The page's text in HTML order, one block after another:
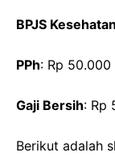
BPJS Kesehatan
PPh: Rp 50.000
Gaji Bersih: Rp
Berikut adalah